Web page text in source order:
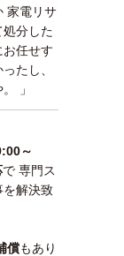
家電リサ
分した
任せす
たし、
」
～
で 専門ス
を解決致
償もあり